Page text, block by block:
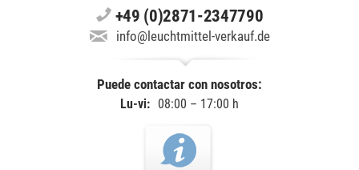
+49 (0)2871-2347790
info@leuchtmittel-verkauf.de
Puede contactar con nosotros:
Lu-vi: 08:00 – 17:00 h